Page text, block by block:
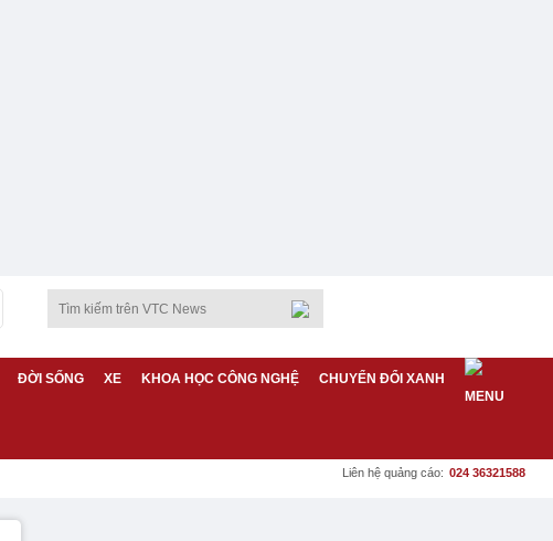
ĐỜI SỐNG XE KHOA HỌC CÔNG NGHỆ CHUYỂN ĐỔI XANH
Liên hệ quảng cáo: 024 36321588